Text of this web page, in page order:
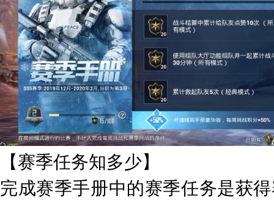
【赛季任务知多少】
完成赛季手册中的赛季任务是获